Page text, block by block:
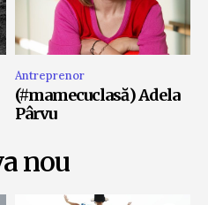
Antreprenor
(#mamecuclasă) Adela
Pârvu
nou